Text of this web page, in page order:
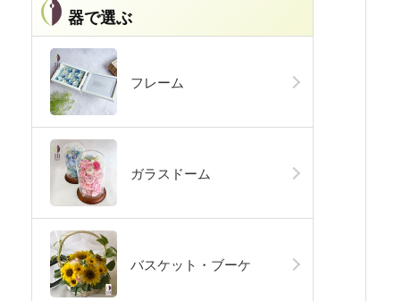
器で選ぶ
フレーム
ガラスドーム
バスケット・ブーケ